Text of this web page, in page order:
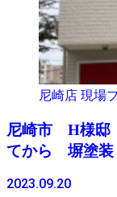
尼崎店 現場
尼崎市 H様邸
てから 塀塗装
2023.09.20